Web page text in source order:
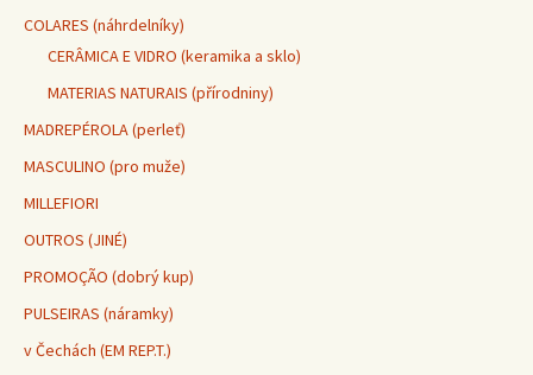
COLARES (náhrdelníky)
CERÂMICA E VIDRO (keramika a sklo)
MATERIAS NATURAIS (přírodniny)
MADREPÉROLA (perleť)
MASCULINO (pro muže)
MILLEFIORI
OUTROS (JINÉ)
PROMOÇÃO (dobrý kup)
PULSEIRAS (náramky)
v Čechách (EM REP.T.)